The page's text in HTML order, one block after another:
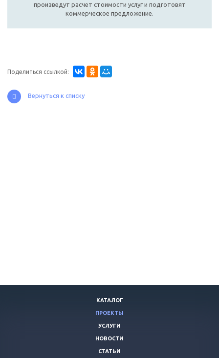
произведут расчет стоимости услуг и подготовят
коммерческое предложение.
Поделиться ссылкой:
Вернуться к списку
КАТАЛОГ
ПРОЕКТЫ
УСЛУГИ
НОВОСТИ
СТАТЬИ